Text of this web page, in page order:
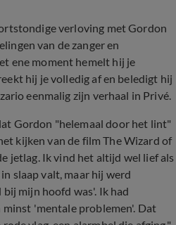
verloving met Gordon
van de zanger en
ene moment hemelt hij je
hij je volledig af en beledigt hij
eenmalig zijn verhaal in Privé.
Gordon "helemaal door het lint"
kijken van de film The Wizard of
jetlag. Ik vind het altijd wel lief als
slaap valt, maar hij werd
mijn hoofd was'. Ik had
'mentale problemen'. Dat